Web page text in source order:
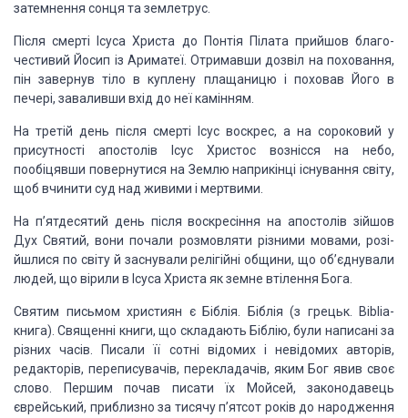
затемнення сонця та землетрус.
Після смерті Ісуса Христа до Понтія Пілата прийшов благо­
честивий Йосип із Ариматеї. Отримавши дозвіл на поховання,
пін завернув тіло в куплену плащаницю і поховав Його в
печері, заваливши вхід до неї камінням.
На третій день після смерті Ісус воскрес, а на сороковий у
присутності апостолів Ісус Христос вознісся на небо,
пообіцявши повернутися на Землю наприкінці існування світу,
щоб вчинити суд над живими і мертвими.
На п’ятдесятий день після воскресіння на апостолів зійшов
Дух Святий, вони почали розмовляти різними мовами, розі­
йшлися по світу й заснували релігійні общини, що об’єднували
людей, що вірили в Ісуса Христа якземне втілення Бога.
Святим письмом християн єБіблія.
Біблія (з грецьк. Biblia-
книга). Священні книги, що складають Біблію, були написані за
різних часів. Писали її сотні відомих і невідомих авторів,
редакторів, переписувачів, перекладачів, яким Бог явив своє
слово. Першим почав писати їх Мойсей, законодавець
єврейський, приблизно за тисячу п’ятсот років до народження